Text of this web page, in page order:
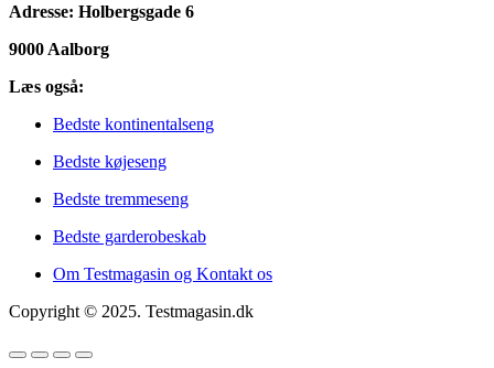
Adresse: Holbergsgade 6
9000 Aalborg
Læs også:
Bedste kontinentalseng
Bedste køjeseng
Bedste tremmeseng
Bedste garderobeskab
Om Testmagasin og Kontakt os
Copyright © 2025. Testmagasin.dk